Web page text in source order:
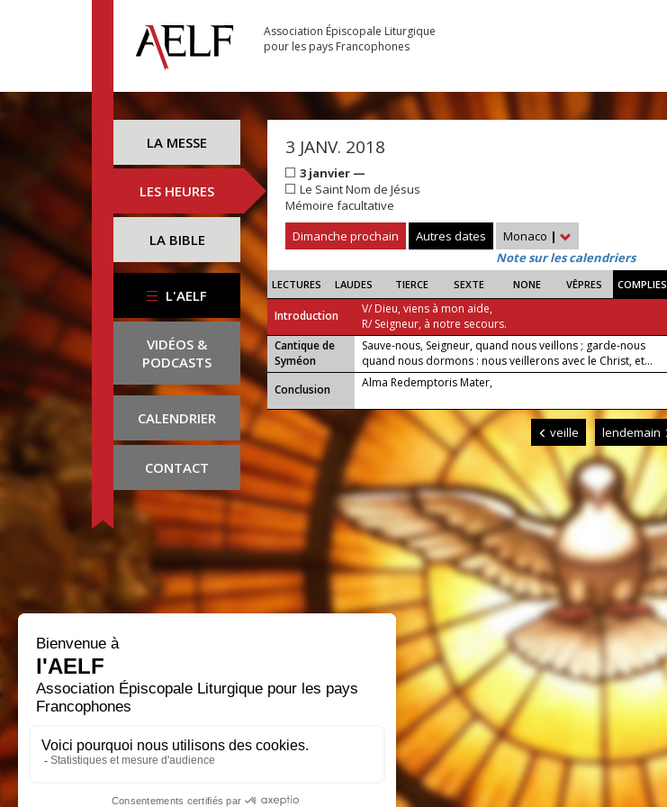
Association Épiscopale Liturgique
pour les pays Francophones
LA MESSE
LES HEURES
LA BIBLE
L'AELF
VIDÉOS &
PODCASTS
CALENDRIER
CONTACT
3 JANV. 2018
3 janvier —
Le Saint Nom de Jésus
Mémoire facultative
Dimanche prochain
Autres dates Monaco |
Note sur les calendriers
LECTURES LAUDES TIERCE SEXTE NONE VÊPRES COMPLIES
Introduction
V/ Dieu, viens à mon aide,
R/ Seigneur, à notre secours.
...
Cantique de
Syméon
Sauve-nous, Seigneur, quand nous veillons ; garde-nous
quand nous dormons : nous veillerons avec le Christ, et...
Conclusion
Alma Redemptoris Mater,
veille lendemain